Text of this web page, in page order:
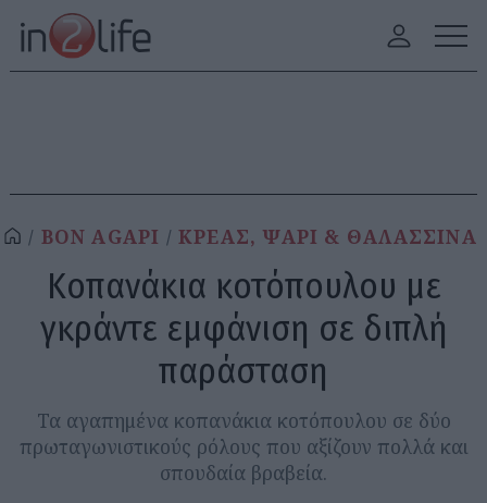
BON AGAPI ΚΡΕΑΣ, ΨΑΡΙ & ΘΑΛΑΣΣΙΝΑ
Κοπανάκια κοτόπουλου με
γκράντε εμφάνιση σε διπλή
παράσταση
Τα αγαπημένα κοπανάκια κοτόπουλου σε δύο
πρωταγωνιστικούς ρόλους που αξίζουν πολλά και
σπουδαία βραβεία.